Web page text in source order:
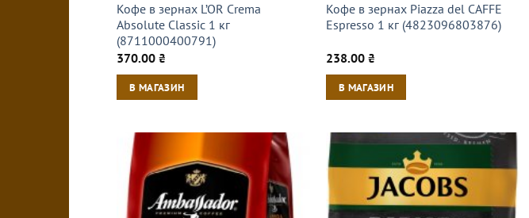
Кофе в зернах L’OR Crema
Absolute Classic 1 кг
(8711000400791)
370.00 ₴
В МАГАЗИН
Кофе в зернах Piazza del CAFFE
Espresso 1 кг (4823096803876)
238.00 ₴
В МАГАЗИН